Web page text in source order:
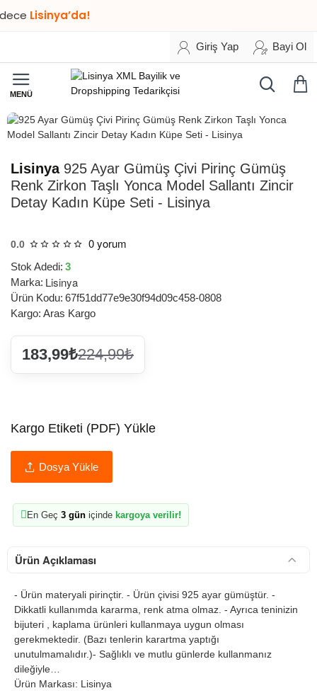
Lisinya’da!
Giriş Yap Bayi Ol
Lisinya925 Ayar Gümüş Çivi Pirinç Gümüş
Renk Zirkon Taşlı Yonca Model Sallantı Zincir
Detay Kadın Küpe Seti - Lisinya
0.0 0 yorum
Stok Adedi: 3
Marka: Lisinya
Ürün Kodu: 67f51dd77e9e30f94d09c458-0808
Kargo: Aras Kargo
183,99₺224,99₺
Kargo Etiketi (PDF) Yükle
Dosya Yükle
En Geç 3 gün içinde kargoya verilir!
Ürün Açıklaması
- Ürün materyali pirinçtir. - Ürün çivisi 925 ayar gümüştür. -
Dikkatli kullanımda kararma, renk atma olmaz. - Ayrıca teninizin
bijuteri , kaplama ürünleri kullanmaya uygun olması
gerekmektedir. (Bazı tenlerin karartma yaptığı
unutulmamalıdır.)- Sağlıklı ve mutlu günlerde kullanmanız
dileğiyle…
Ürün Markası: Lisinya